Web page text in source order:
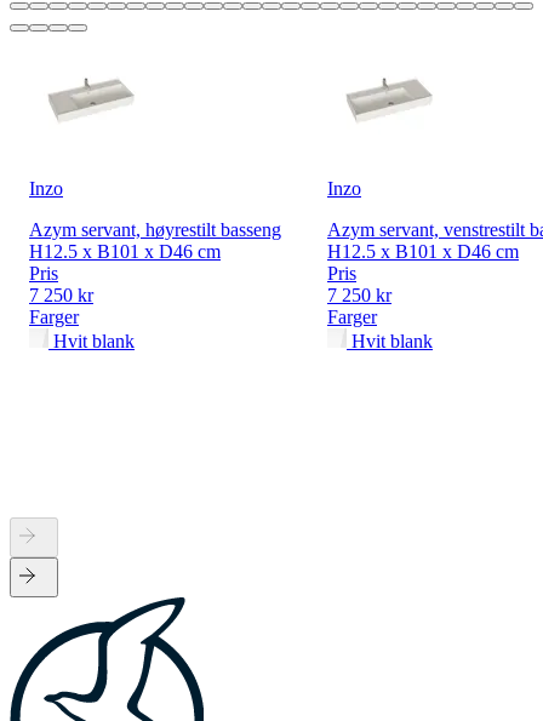
Inzo
Azym servant, høyrestilt basseng
H12.5 x B101 x D46 cm
Pris
7 250 kr
Farger
Hvit blank
Inzo
Azym servant, venstrestilt
H12.5 x B101 x D46 cm
Pris
7 250 kr
Farger
Hvit blank